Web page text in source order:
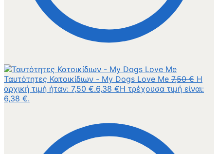
Ταυτότητες Κατοικίδιων - My Dogs Love Me 7,50€ Η
αρχική τιμή ήταν: 7,50 €.6,38 €Η τρέχουσα τιμή είναι:
6,38 €.